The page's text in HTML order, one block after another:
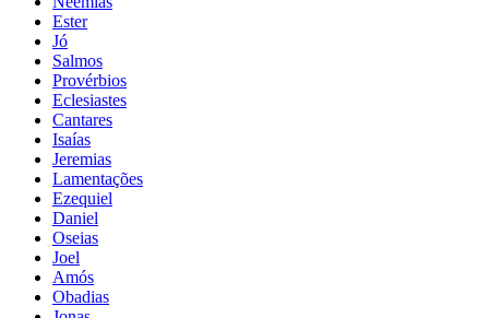
Ester
Jó
Salmos
Provérbios
Eclesiastes
Cantares
Isaías
Jeremias
Lamentações
Ezequiel
Daniel
Oseias
Joel
Amós
Obadias